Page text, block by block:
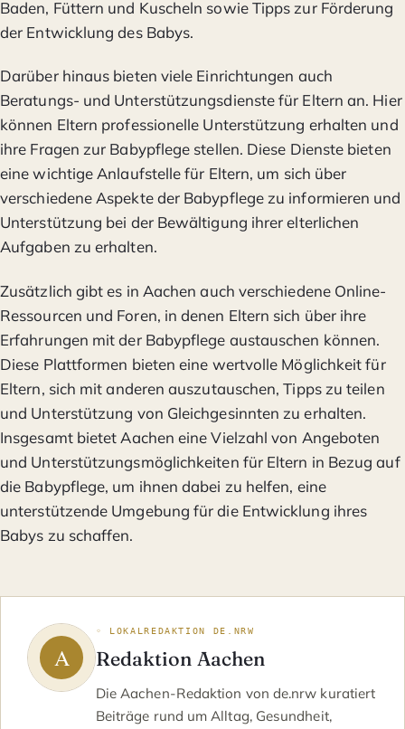
Baden, Füttern und Kuscheln sowie Tipps zur Förderung
der Entwicklung des Babys.
Darüber hinaus bieten viele Einrichtungen auch
Beratungs- und Unterstützungsdienste für Eltern an. Hier
können Eltern professionelle Unterstützung erhalten und
ihre Fragen zur Babypflege stellen. Diese Dienste bieten
eine wichtige Anlaufstelle für Eltern, um sich über
verschiedene Aspekte der Babypflege zu informieren und
Unterstützung bei der Bewältigung ihrer elterlichen
Aufgaben zu erhalten.
Zusätzlich gibt es in Aachen auch verschiedene Online-
Ressourcen und Foren, in denen Eltern sich über ihre
Erfahrungen mit der Babypflege austauschen können.
Diese Plattformen bieten eine wertvolle Möglichkeit für
Eltern, sich mit anderen auszutauschen, Tipps zu teilen
und Unterstützung von Gleichgesinnten zu erhalten.
Insgesamt bietet Aachen eine Vielzahl von Angeboten
und Unterstützungsmöglichkeiten für Eltern in Bezug auf
die Babypflege, um ihnen dabei zu helfen, eine
unterstützende Umgebung für die Entwicklung ihres
Babys zu schaffen.
◦ LOKALREDAKTION DE.NRW
Redaktion Aachen
Die Aachen-Redaktion von de.nrw kuratiert
Beiträge rund um Alltag, Gesundheit,